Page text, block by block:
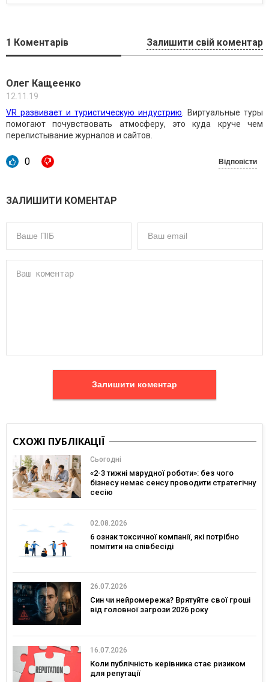
1 Коментарів Залишити свій коментар
Олег Кащеенко
12.11.19
VR развивает и туристическую индустрию . Виртуальные туры
помогают почувствовать атмосферу, это куда круче чем
перелистывание журналов и сайтов.
0 Відповісти
ЗАЛИШИТИ КОМЕНТАР
Залишити коментар
СХОЖІ ПУБЛІКАЦІЇ
Сьогодні
«2-3 тижні марудної роботи»: без чого
бізнесу немає сенсу проводити стратегічну
сесію
02.08.2026
6 ознак токсичної компанії, які потрібно
помітити на співбесіді
26.07.2026
Син чи нейромережа? Врятуйте свої гроші
від головної загрози 2026 року
16.07.2026
Коли публічність керівника стає ризиком
для репутації